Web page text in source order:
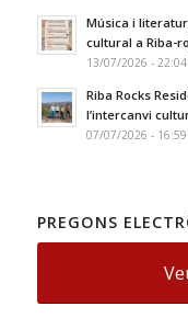
Música i
cultural a Riba-
13/07/2026 - 22:04
Riba Rocks
l’intercanvi
07/07/2026 - 16:59
PREGONS